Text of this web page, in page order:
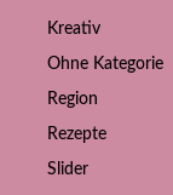
Kreativ
Ohne Kategorie
Region
Rezepte
Slider